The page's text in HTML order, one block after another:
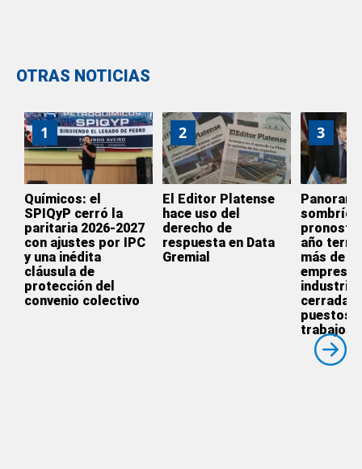
OTRAS NOTICIAS
1
Químicos: el
SPIQyP cerró la
paritaria 2026-2027
con ajustes por IPC
y una inédita
cláusula de
protección del
convenio colectivo
2
El Editor Platense
hace uso del
derecho de
respuesta en Data
Gremial
3
sombrío:
año
más de
empresas
cerradas
puestos
trabajos